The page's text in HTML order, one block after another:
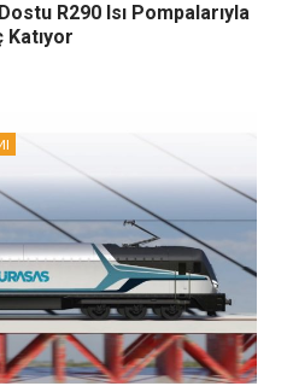
R290 Isı Pompalarıyla
Katıyor